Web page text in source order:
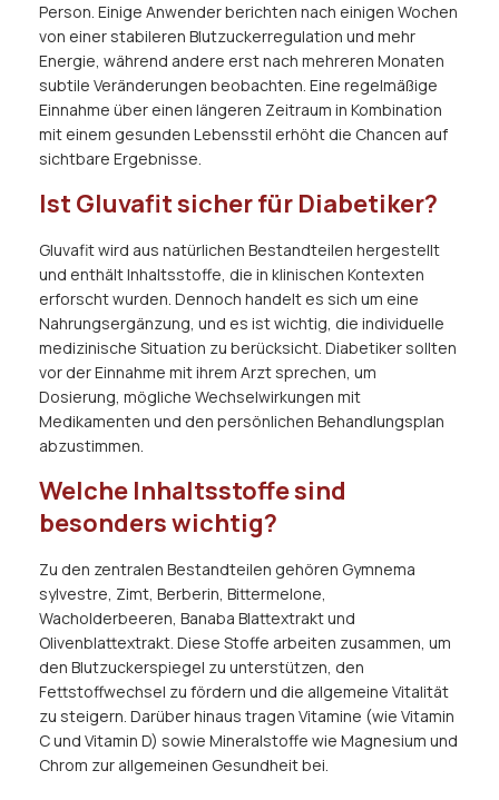
Person. Einige Anwender berichten nach einigen Wochen
von einer stabileren Blutzuckerregulation und mehr
Energie, während andere erst nach mehreren Monaten
subtile Veränderungen beobachten. Eine regelmäßige
Einnahme über einen längeren Zeitraum in Kombination
mit einem gesunden Lebensstil erhöht die Chancen auf
sichtbare Ergebnisse.
Ist Gluvafit sicher für Diabetiker?
Gluvafit wird aus natürlichen Bestandteilen hergestellt
und enthält Inhaltsstoffe, die in klinischen Kontexten
erforscht wurden. Dennoch handelt es sich um eine
Nahrungsergänzung, und es ist wichtig, die individuelle
medizinische Situation zu berücksicht. Diabetiker sollten
vor der Einnahme mit ihrem Arzt sprechen, um
Dosierung, mögliche Wechselwirkungen mit
Medikamenten und den persönlichen Behandlungsplan
abzustimmen.
Welche Inhaltsstoffe sind
besonders wichtig?
Zu den zentralen Bestandteilen gehören Gymnema
sylvestre, Zimt, Berberin, Bittermelone,
Wacholderbeeren, Banaba Blattextrakt und
Olivenblattextrakt. Diese Stoffe arbeiten zusammen, um
den Blutzuckerspiegel zu unterstützen, den
Fettstoffwechsel zu fördern und die allgemeine Vitalität
zu steigern. Darüber hinaus tragen Vitamine (wie Vitamin
C und Vitamin D) sowie Mineralstoffe wie Magnesium und
Chrom zur allgemeinen Gesundheit bei.